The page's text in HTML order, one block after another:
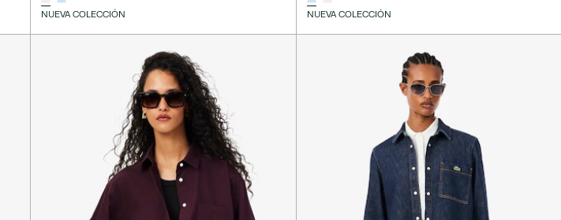
NUEVA COLECCIÓN NUEVA COLECCIÓN